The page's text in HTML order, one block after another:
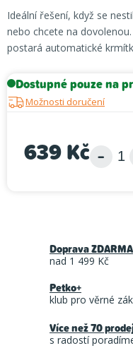
Ideální řešení, když se
nebo chcete na
postará automatické
Dostupné pouze na
Možnosti doručení
639 Kč
Doprava ZDARMA
nad 1 499 Kč
Petko+
klub pro věrné
Více než 70
s radostí